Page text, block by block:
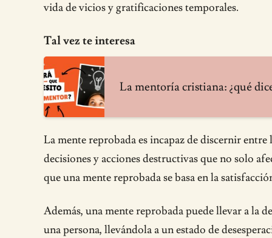
vida de vicios y gratificaciones temporales.
Tal vez te interesa
La mentoría cristiana: ¿qué
La mente reprobada es incapaz de discernir
decisiones y acciones destructivas que no solo
que una mente reprobada se basa en la
Además, una mente reprobada puede llevar a la
una persona, llevándola a un estado de